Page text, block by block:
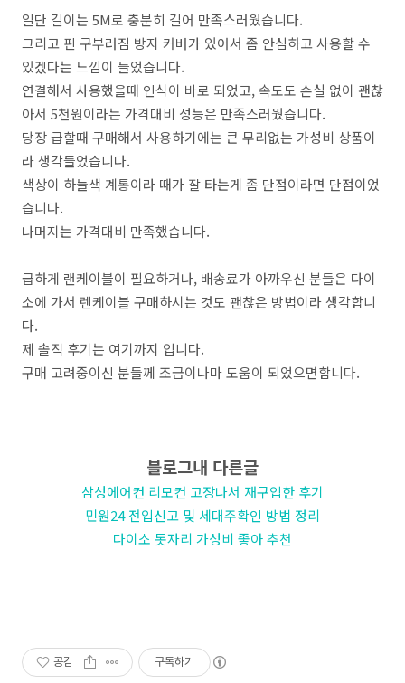
일단 길이는 5M로 충분히 길어 만족스러웠습니다.
그리고 핀 구부러짐 방지 커버가 있어서 좀 안심하고 사용할 수
있겠다는 느낌이 들었습니다.
연결해서 사용했을때 인식이 바로 되었고, 속도도 손실 없이 괜찮
아서 5천원이라는 가격대비 성능은 만족스러웠습니다.
당장 급할때 구매해서 사용하기에는 큰 무리없는 가성비 상품이
라 생각들었습니다.
색상이 하늘색 계통이라 때가 잘 타는게 좀 단점이라면 단점이었
습니다.
나머지는 가격대비 만족했습니다.
급하게 랜케이블이 필요하거나, 배송료가 아까우신 분들은 다이
소에 가서 렌케이블 구매하시는 것도 괜찮은 방법이라 생각합니
다.
제 솔직 후기는 여기까지 입니다.
구매 고려중이신 분들께 조금이나마 도움이 되었으면합니다.
블로그내 다른글
삼성에어컨 리모컨 고장나서 재구입한 후기
민원24 전입신고 및 세대주확인 방법 정리
다이소 돗자리 가성비 좋아 추천
공감 구독하기